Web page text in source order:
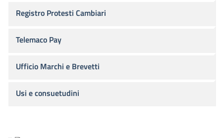
Registro Protesti Cambiari
Telemaco Pay
Ufficio Marchi e Brevetti
Usi e consuetudini